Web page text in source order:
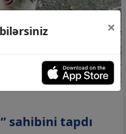
sahibini tapdı
×